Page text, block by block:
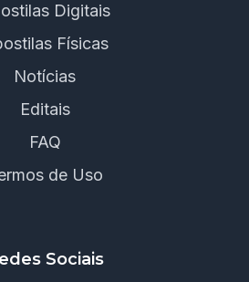
Digitais
Físicas
Notícias
Editais
FAQ
de Uso
Sociais